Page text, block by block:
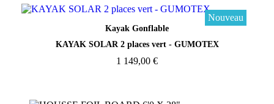
Aperçu rapide
Nouveau
Kayak Gonflable
KAYAK SOLAR 2 places vert - GUMOTEX
1 149,00 €